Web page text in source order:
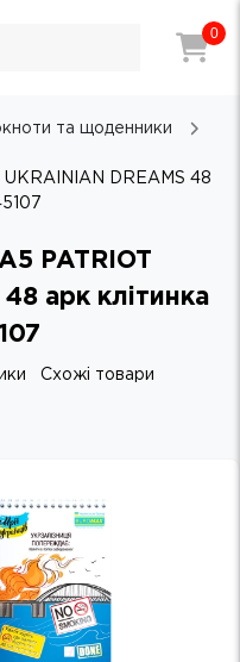
0
та щоденники
DREAMS 48
PATRIOT
арк клітинка
Схожі товари